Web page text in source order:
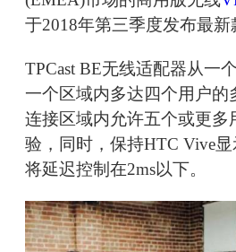
于2018年第三季度发布最新
TPCast BE无线适配器从一
一个区域内多达四个用户的
连接区域内允许五个或更多
验，同时，保持HTC Vive
将延迟控制在2ms以下。